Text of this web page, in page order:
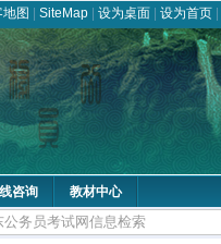
图 SiteMap 设为桌面 设为首页
咨询 教材中心